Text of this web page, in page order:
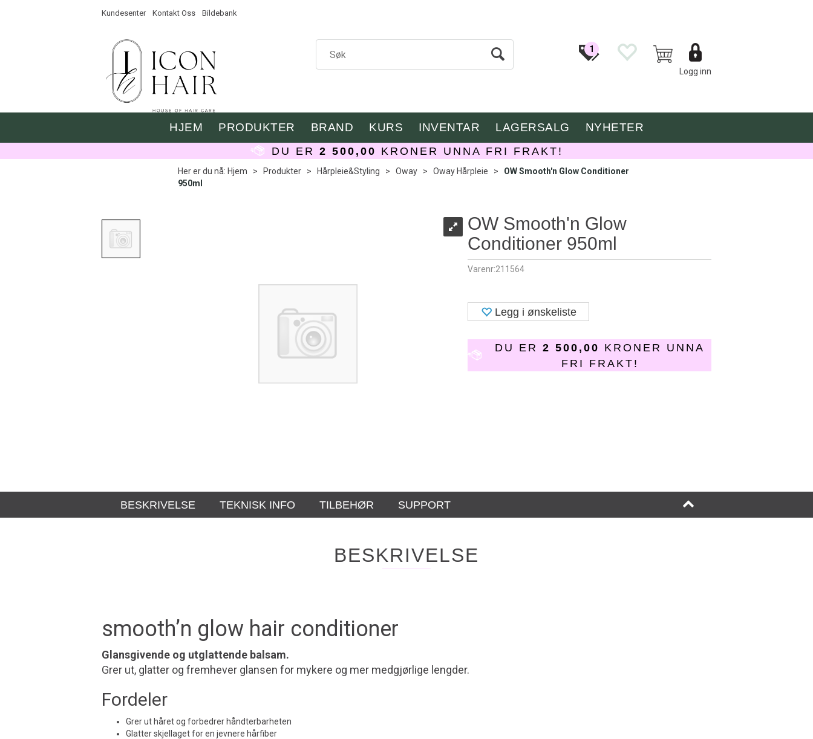
Kundesenter Kontakt Oss Bildebank
Logg inn
1
HJEM PRODUKTER BRAND KURS INVENTAR LAGERSALG NYHETER
DU ER 2 500,00 KRONER UNNA FRI FRAKT!
Her er du nå: Hjem > Produkter > Hårpleie&Styling > Oway > Oway Hårpleie >
OW Smooth'n Glow Conditioner
950ml
OW Smooth'n Glow
Conditioner 950ml
Varenr:211564
Legg i ønskeliste
DU ER2 500,00 KRONER UNNA
FRI FRAKT!
BESKRIVELSE TEKNISK INFO TILBEHØR SUPPORT
BESKRIVELSE
smooth’n glow hair conditioner
Glansgivende og utglattende balsam.
Grer ut, glatter og fremhever glansen for mykere og mer medgjørlige lengder.
Fordeler
Grer ut håret og forbedrer håndterbarheten
Glatter skjellaget for en jevnere hårfiber